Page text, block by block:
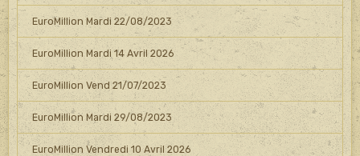
EuroMillion Mardi 22/08/2023
EuroMillion Mardi 14 Avril 2026
EuroMillion Vend 21/07/2023
EuroMillion Mardi 29/08/2023
EuroMillion Vendredi 10 Avril 2026